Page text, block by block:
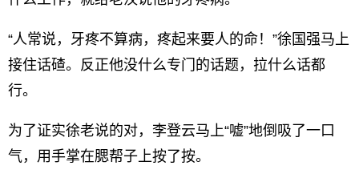
“人常说，牙疼不算病，疼起来要人的命！”徐国强马上
接住话碴。反正他没什么专门的话题，拉什么话都
行。
为了证实徐老说的对，李登云马上“嘘”地倒吸了一口
气，用手掌在腮帮子上按了按。